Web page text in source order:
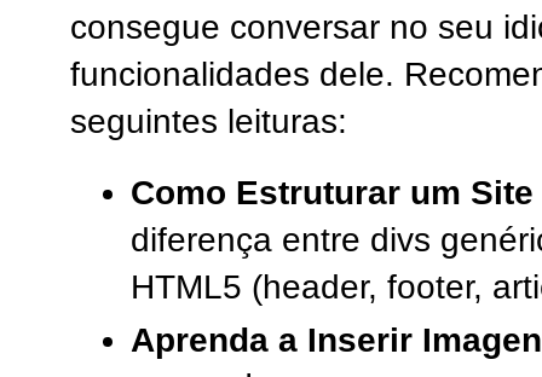
consegue conversar no seu
funcionalidades dele.
seguintes leituras:
Como Estruturar um
diferença entre divs
HTML5 (header, footer,
Aprenda a Inserir